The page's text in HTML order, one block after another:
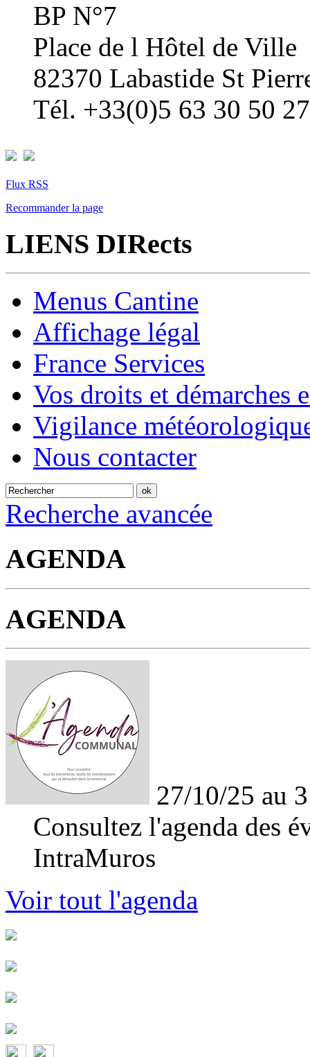
BP N°7
Place de l Hôtel de Ville
82370 Labastide St
Tél. +33(0)5 63 30 50 27
Flux RSS
Recommander la page
LIENS DIRects
Menus Cantine
Affichage légal
France Services
Vos droits et démarches
Vigilance
Nous contacter
Recherche avancée
AGENDA
AGENDA
27/10/25 au
Consultez l'agenda des
IntraMuros
Voir tout l'agenda